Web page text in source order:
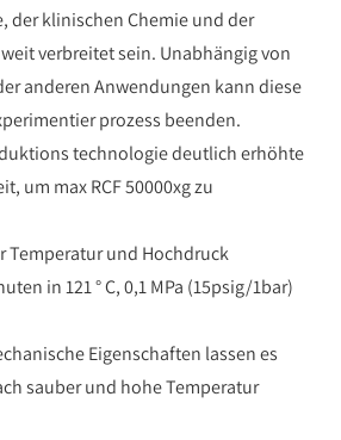
der klinischen Chemie und der
verbreitet sein. Unabhängig von
anderen Anwendungen kann diese
prozess beenden.
technologie deutlich erhöhte
um max RCF 50000xg zu
Temperatur und Hochdruck
in 121 ° C, 0,1 MPa (15psig/1bar)
Eigenschaften lassen es
sauber und hohe Temperatur